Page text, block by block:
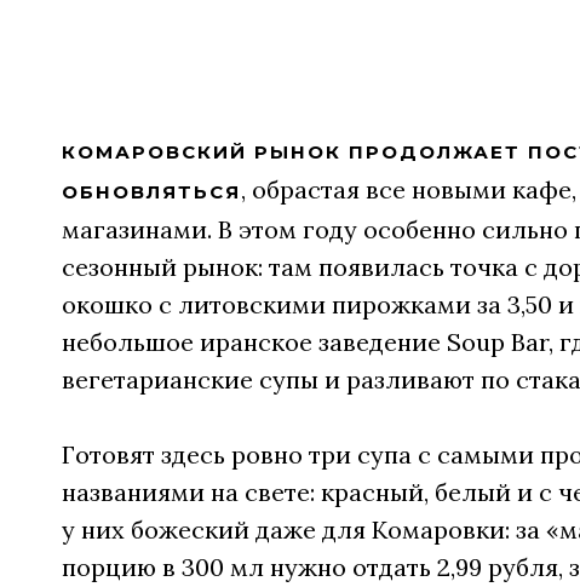
КОМАРОВСКИЙ РЫНОК ПРОДОЛЖАЕТ
ОБНОВЛЯТЬСЯ , обрастая все новыми
магазинами. В этом году особенно сильно
сезонный рынок: там появилась точка с
окошко с литовскими пирожками за 3,50 и
небольшое иранское заведение Soup Bar,
вегетарианские супы и разливают по
Готовят здесь ровно три супа с самыми
названиями на свете: красный, белый и с
у них божеский даже для Комаровки: за
порцию в 300 мл нужно отдать 2,99 рубля,